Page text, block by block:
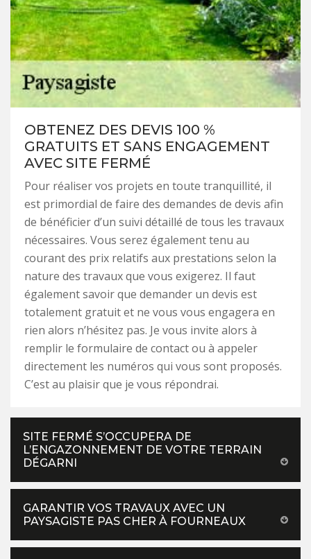
OBTENEZ DES DEVIS 100 %
GRATUITS ET SANS ENGAGEMENT
AVEC SITE FERMÉ
Pour réaliser vos projets en toute tranquillité, il
est primordial de faire des demandes de devis afin
de bénéficier d’un suivi détaillé de tous les travaux
nécessaires. Vous serez également tenu au
courant des prix relatifs aux prestations selon la
nature des travaux que vous exigerez. Il faut
également savoir que demander un devis est
totalement gratuit et ne vous vous engagera en
rien alors n’hésitez pas. Je vous invite alors à
remplir le formulaire de contact ou à appeler
directement les numéros qui vous sont proposés.
C’est au plaisir que je vous répondrai.
SITE FERMÉ S’OCCUPERA DE
L’ENGAZONNEMENT DE VOTRE TERRAIN
DÉGARNI
GARANTIR VOS TRAVAUX AVEC UN
PAYSAGISTE PAS CHER À FOURNEAUX